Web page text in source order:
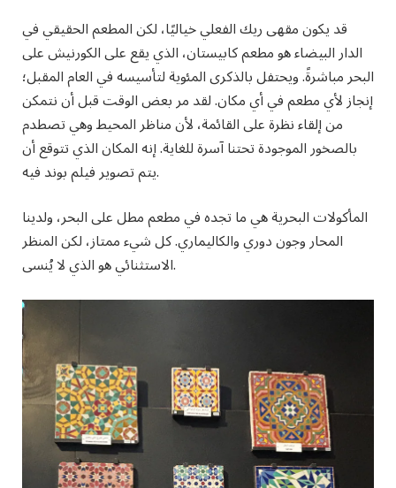
قد يكون مقهى ريك الفعلي خياليًا، لكن المطعم الحقيقي في
الدار البيضاء هو مطعم كابيستان، الذي يقع على الكورنيش على
البحر مباشرةً. ويحتفل بالذكرى المئوية لتأسيسه في العام المقبل؛
إنجاز لأي مطعم في أي مكان. لقد مر بعض الوقت قبل أن نتمكن
من إلقاء نظرة على القائمة، لأن مناظر المحيط وهي تصطدم
بالصخور الموجودة تحتنا آسرة للغاية. إنه المكان الذي تتوقع أن
يتم تصوير فيلم بوند فيه.
المأكولات البحرية هي ما تجده في مطعم مطل على البحر، ولدينا
المحار وجون دوري والكاليماري. كل شيء ممتاز، لكن المنظر
الاستثنائي هو الذي لا يُنسى.